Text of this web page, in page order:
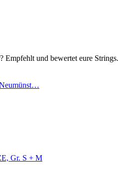
Empfehlt und bewertet eure Strings.
Gr. S + M